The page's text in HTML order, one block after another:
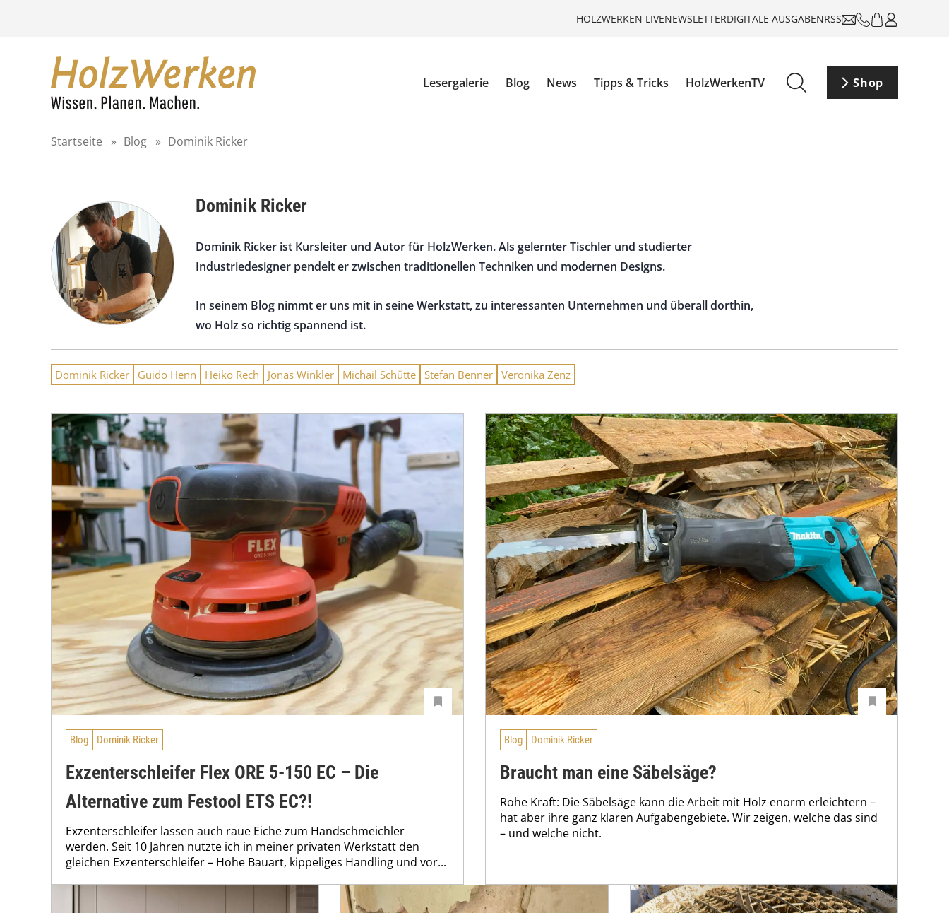
HOLZWERKEN LIVENEWSLETTERDIGITALE AUSGABENRSS
Lesergalerie Blog News Tipps & Tricks HolzWerkenTV Shop
Startseite » Blog » Dominik Ricker
Dominik Ricker
Dominik Ricker ist Kursleiter und Autor für HolzWerken. Als gelernter Tischler und studierter
Industriedesigner pendelt er zwischen traditionellen Techniken und modernen Designs.
In seinem Blog nimmt er uns mit in seine Werkstatt, zu interessanten Unternehmen und überall dorthin,
wo Holz so richtig spannend ist.
Dominik Ricker Guido Henn Heiko Rech Jonas Winkler Michail Schütte Stefan Benner Veronika Zenz
Blog Dominik Ricker
Exzenterschleifer Flex ORE 5-150 EC – Die
Alternative zum Festool ETS EC?!
Exzenterschleifer lassen auch raue Eiche zum Handschmeichler
werden. Seit 10 Jahren nutzte ich in meiner privaten Werkstatt den
gleichen Exzenterschleifer – Hohe Bauart, kippeliges Handling und vor...
Blog Dominik Ricker
Braucht man eine Säbelsäge?
Rohe Kraft: Die Säbelsäge kann die Arbeit mit Holz enorm erleichtern –
hat aber ihre ganz klaren Aufgabengebiete. Wir zeigen, welche das sind
– und welche nicht.